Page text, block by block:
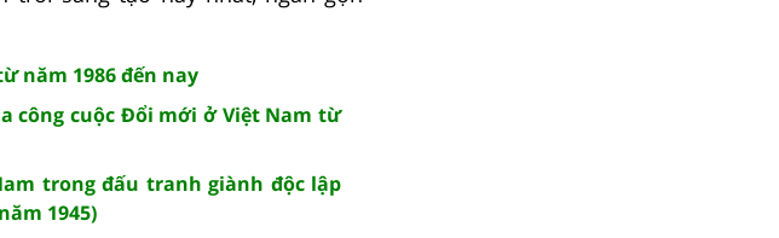
năm 1986 đến nay
công cuộc Đổi mới ở Việt Nam từ
trong đấu tranh giành độc lập
1945)